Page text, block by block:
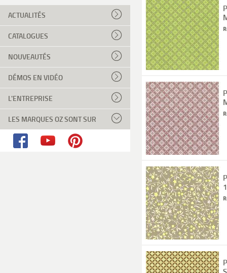
ACTUALITÉS
CATALOGUES
NOUVEAUTÉS
DÉMOS EN VIDÉO
L'ENTREPRISE
LES MARQUES OZ SONT SUR